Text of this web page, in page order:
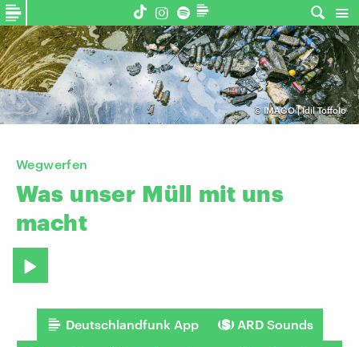
©IMAGO | Idil Toffolo
Wegwerfen
Was unser Müll mit uns
macht
Deutschlandfunk App ARD Sounds